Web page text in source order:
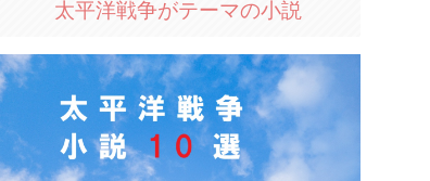
太平洋戦争がテーマの小説